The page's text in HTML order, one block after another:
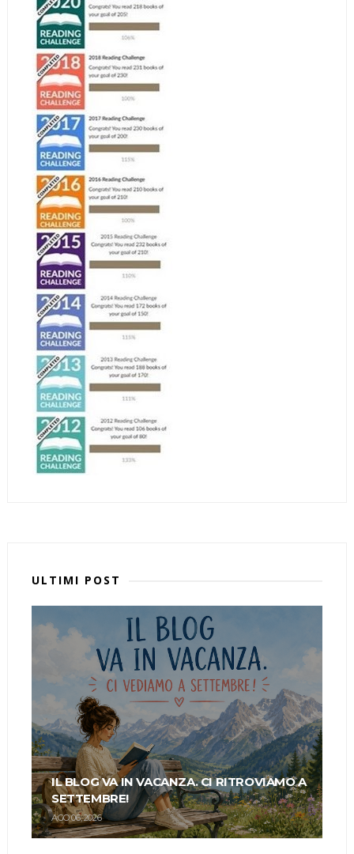
ULTIMI POST
IL BLOG VA IN VACANZA. CI RITROVIAMO A
SETTEMBRE!
AGO 06, 2026